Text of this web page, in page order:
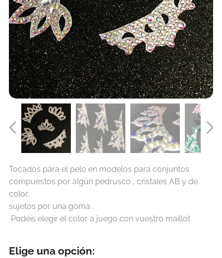
Tocados para el pelo en modelos para conjuntos.
compuestos por algún pedrusco , cristales AB y de
color.
sujetos por una goma .
Podéis elegir el color a juego con vuestro maillot
Elige una opción: